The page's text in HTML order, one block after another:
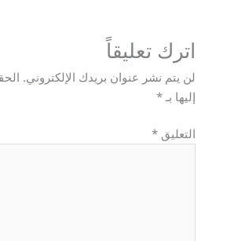
اترك تعليقاً
لن يتم نشر عنوان بريدك الإلكتروني.
إليها بـ*
التعليق*